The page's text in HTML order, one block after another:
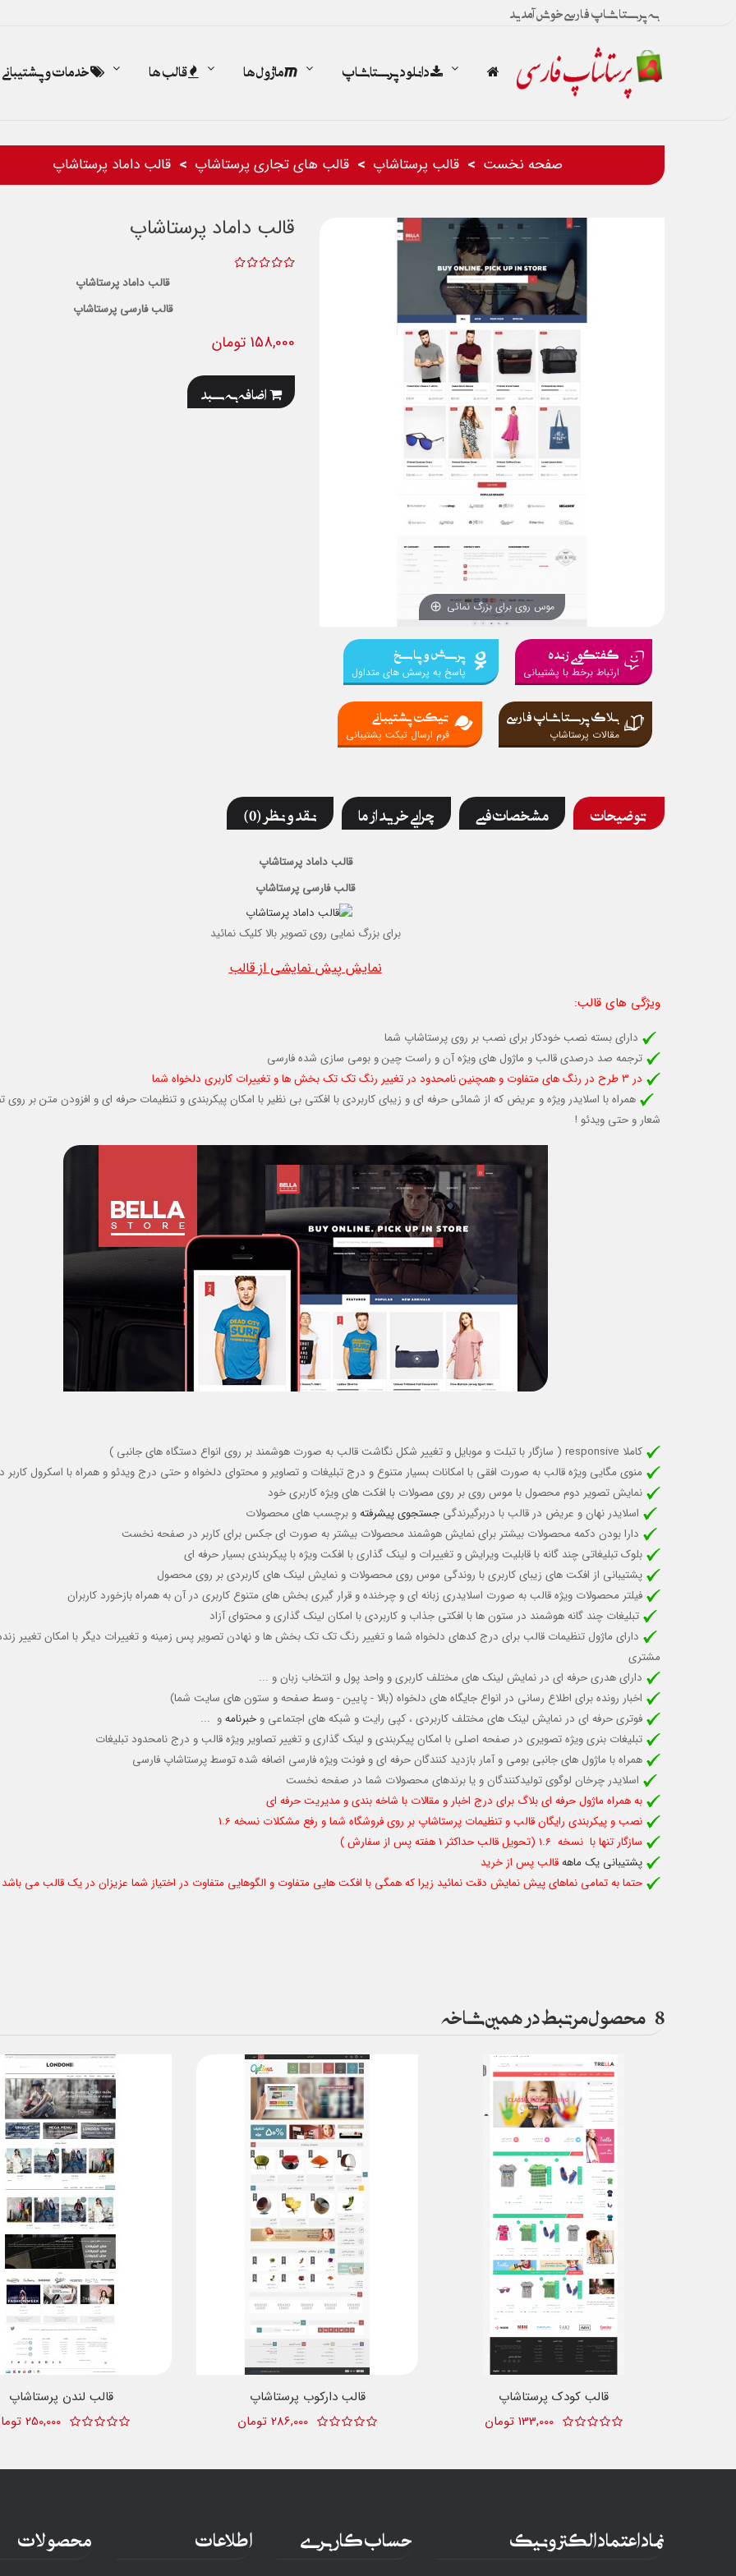
به پرستاشاپ فارسی خوش آمدید
دانلود پرستاشاپ ماژول ها قالب ها خدمات و پشتیبانی
صفحه نخست قالب پرستاشاپ قالب های تجاری پرستاشاپ قالب داماد پرستاشاپ
موس روی برای بزرگ نمائی
گفتگوی زنده
ارتباط برخط با پشتیبانی
پرسش و پاسخ
پاسخ به پرسش های متداول
بلاگ پرستاشاپ فارسی
مقالات پرستاشاپ
تیکت پشتیبانی
فرم ارسال تیکت پشتیبانی
قالب داماد پرستاشاپ
قالب داماد پرستاشاپ
قالب فارسی پرستاشاپ
158,000 تومان
اضافه به سبد
توضیحات مشخصات فنی چرایی خرید از ما نقد و نظر (0)
قالب داماد پرستاشاپ
قالب فارسی پرستاشاپ
برای بزرگ نمایی روی تصویر بالا کلیک نمائید
نمایش پیش نمایشی از قالب
ویژگی های قالب:
دارای بسته نصب خودکار برای نصب بر روی پرستاشاپ شما
ترجمه صد درصدی قالب و ماژول های ویژه آن و راست چین و بومی سازی شده فارسی
در 3 طرح در رنگ های متفاوت و همچنين نامحدود در تغيير رنگ تك تك بخش ها و تغييرات كاربري دلخواه شما
همراه با اسلایدر ویژه و عریض که از شمائی حرفه ای و زیبای کاربردی با افکتی بی نظیر با امکان پیکربندی و تنظیمات حرفه ای و افزودن متن بر روی
شعار و حتی ویدئو !
کاملا responsive ( سازگار با تبلت و موبایل و تغییر شکل نگاشت قالب به صورت هوشمند بر روی انواع دستگاه های جانبی )
منوی مگایی ویژه قالب به صورت افقی با امكانات بسيار متنوع و درج تبليغات و تصاوير و محتواي دلخواه و حتي درج ويدئو و همراه با اسکرول کاربر
نمایش تصویر دوم محصول با موس روی بر روی مصولات با افکت های ویژه کاربری خود
اسلایدر نهان و عریض در قالب با دربرگیرندگی جستجوی پیشرفتهو برچسب های محصولات
دارا بودن دکمه محصولات بیشتر برای نمایش هوشمند محصولات بیشتر به صورت ای جکس برای کاربر در صفحه نخست
بلوک تبلیغاتی چند گانه با قابلیت ویرایش و تغییرات و لینک گذاری با افکت ویژه با پیکربندی بسیار حرفه ای
پشتیبانی از افکت های زیبای کاربری با روندگی موس روی محصولات و نمایش لینک های کاربردی بر روی محصول
فيلتر محصولات ويژه قالب به صورت اسلايدري زبانه ای و چرخنده و قرار گيري بخش هاي متنوع كاربري در آن به همراه بازخورد کاربران
تبلیغات چند گانه هوشمند در ستون ها با افکتی جذاب و کاربردی با امکان لینک گذاری و محتوای آزاد
دارای ماژول تنظیمات قالب برای درج کدهای دلخواه شما و تغییر رنگ تک تک بخش ها و نهادن تصویر پس زمینه و تغییرات دیگر با امکان تغییر
مشتری
دارای هدری حرفه ای در نمایش لینک های مختلف کاربری و واحد پول و انتخاب زبان و ...
اخبار رونده برای اطلاع رسانی در انواع جایگاه های دلخواه (بالا - پایین - وسط صفحه و ستون های سایت شما)
فوتری حرفه ای در نمایش لینک های مختلف کاربردی ، کپی رایت و شبکه های اجتماعی و خبرنامهو ...
تبلیغات بنری ویژه تصویری در صفحه اصلی با امکان پیکربندی و لینک گذاری و تغییر تصاویر ویژه قالب و درج نامحدود تبلیغات
همراه با ماژول های جانبی بومی و آمار بازدید کنندگان حرفه ای و فونت ویژه فارسی اضافه شده توسط پرستاشاپ فارسی
اسلایدر چرخان لوگوی تولیدکنندگان و یا برندهای محصولات شما در صفحه نخست
به همراه ماژول حرفه ای بلاگ برای درج اخبار و مقالات با شاخه بندی و مدیریت حرفه اي
نصب و پیکربندی رایگان قالب و تنظیمات پرستاشاپ بر روی فروشگاه شما و رفع مشکلات نسخه 1.6
سازگار تنها با نسخه 1.6 (تحویل قالب حداکثر 1 هفته پس از سفارش )
پشتیبانی یک ماههقالب پس از خرید
حتما به تمامی نماهای پیش نمایش دقت نمائید زیرا که همگی با افکت هایی متفاوت و الگوهایی متفاوت در اختیاز شما عزیزان در یک قالب می باشد
8 محصول مرتبط در همین شاخه
قالب لندن پرستاشاپ
250,000 تومان
قالب دارکوب پرستاشاپ
286,000 تومان
قالب کودک پرستاشاپ
133,000 تومان
نماد اعتماد الکترونیک حساب کاربری اطلاعات محصولات